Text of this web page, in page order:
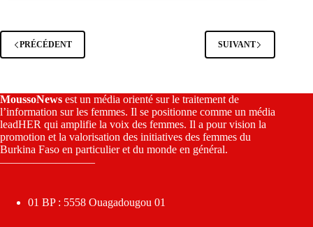
PRÉCÉDENT SUIVANT
MoussoNews est un média orienté sur le traitement de
l’information sur les femmes. Il se positionne comme un média
leadHER qui amplifie la voix des femmes. Il a pour vision la
promotion et la valorisation des initiatives des femmes du
Burkina Faso en particulier et du monde en général.
————————–
01 BP : 5558 Ouagadougou 01